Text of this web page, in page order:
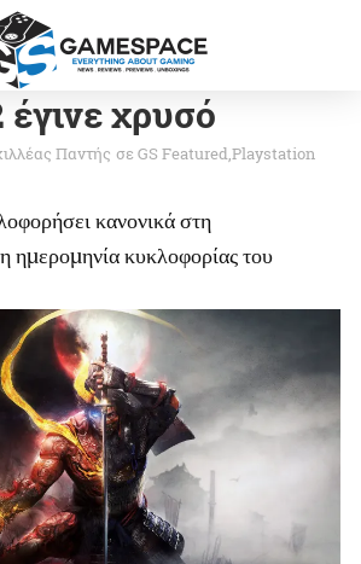
χρυσό
Παντής σε GS FeaturedPlaystation
κανονικά στη
ημερομηνία κυκλοφορίας του